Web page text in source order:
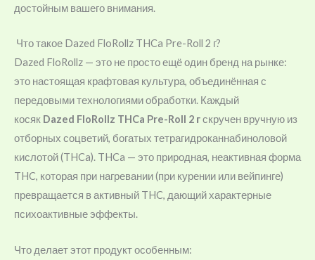
достойным вашего внимания.
Что такое Dazed FloRollz THCa Pre-Roll 2 г?
Dazed FloRollz — это не просто ещё один бренд на рынке:
это настоящая крафтовая культура, объединённая с
передовыми технологиями обработки. Каждый
косяк Dazed FloRollz THCa Pre-Roll 2 гскручен вручную из
отборных соцветий, богатых тетрагидроканнабиноловой
кислотой (THCa). THCa — это природная, неактивная форма
THC, которая при нагревании (при курении или вейпинге)
превращается в активный THC, дающий характерные
психоактивные эффекты.
Что делает этот продукт особенным: